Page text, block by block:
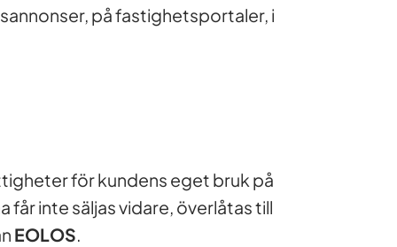
på fastighetsportaler, i
för kundens eget bruk på
inte säljas vidare, överlåtas till
EOLOS.